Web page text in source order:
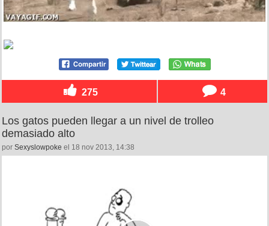
275 4
Los gatos pueden llegar a un nivel de trolleo
demasiado alto
por Sexyslowpoke el 18 nov 2013, 14:38